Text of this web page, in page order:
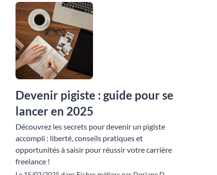
Devenir pigiste : guide pour se
lancer en 2025
Découvrez les secrets pour devenir un pigiste
accompli : liberté, conseils pratiques et
opportunités à saisir pour réussir votre carrière
freelance !